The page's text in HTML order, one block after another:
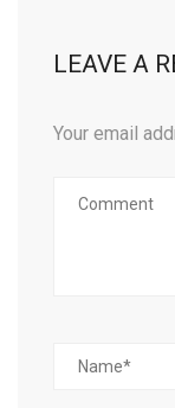
LEAVE A
Your email